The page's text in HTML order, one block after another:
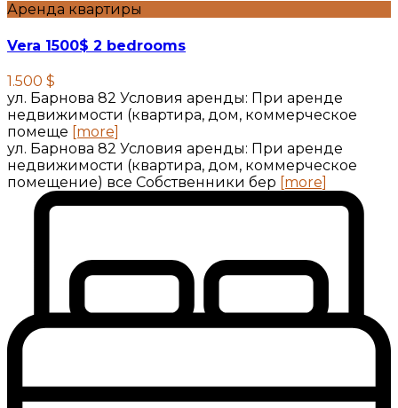
Аренда квартиры
Vera 1500$ 2 bedrooms
1.500 $
ул. Барнова 82 Условия аренды: При аренде
недвижимости (квартира, дом, коммерческое
помеще [more]
ул. Барнова 82 Условия аренды: При аренде
недвижимости (квартира, дом, коммерческое
помещение) все Собственники бер [more]